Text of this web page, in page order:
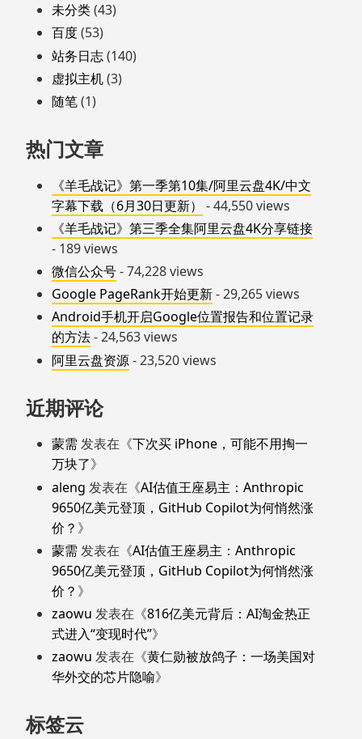
未分类(43)
百度(53)
站务日志(140)
虚拟主机(3)
随笔(1)
热门文章
《羊毛战记》第一季第10集/阿里云盘4K/中文
字幕下载（6月30日更新）
- 44,550 views
《羊毛战记》第三季全集阿里云盘4K分享链接
- 189 views
微信公众号- 74,228 views
Google PageRank开始更新- 29,265 views
Android手机开启Google位置报告和位置记录
的方法- 24,563 views
阿里云盘资源- 23,520 views
近期评论
蒙需 发表在《下次买 iPhone，可能不用掏一
万块了》
aleng 发表在《AI估值王座易主：Anthropic
9650亿美元登顶，GitHub Copilot为何悄然涨
价？ 》
蒙需 发表在《AI估值王座易主：Anthropic
9650亿美元登顶，GitHub Copilot为何悄然涨
价？ 》
zaowu 发表在《816亿美元背后：AI淘金热正
式进入“变现时代”》
zaowu 发表在《黄仁勋被放鸽子：一场美国对
华外交的芯片隐喻》
标签云